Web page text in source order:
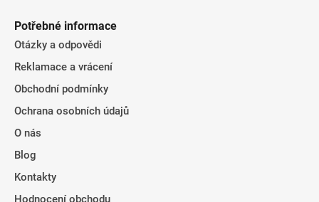
Potřebné informace
Otázky a odpovědi
Reklamace a vrácení
Obchodní podmínky
Ochrana osobních údajů
O nás
Blog
Kontakty
Hodnocení obchodu